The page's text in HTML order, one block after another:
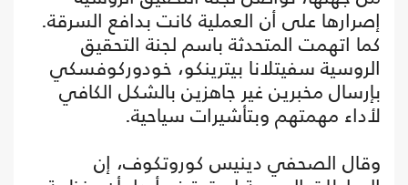
إصرارها على أن العملية كانت بدافع السرقة.
كما اتهمت المتحدثة باسم لجنة التحقيق
الروسية سفيتلانا بيترينكو، خودوركوفسكي
بإرسال مخبرين غير جاهزين بالشكل الكافي
لأداء مهمتهم وبتأشيرات سياحية.
وقال الصحفي دينيس كوروتكوف، إن